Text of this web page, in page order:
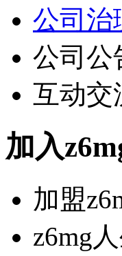
公司治
公司公
互动交
加入
加盟
z6mg